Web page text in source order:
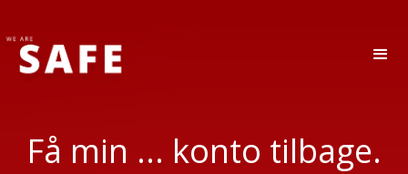
Få min ... konto tilbage.